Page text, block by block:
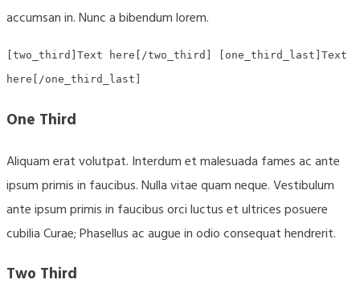
accumsan in. Nunc a bibendum lorem.
[two_third]Text here[/two_third] [one_third_last]Text
here[/one_third_last]
One Third
Aliquam erat volutpat. Interdum et malesuada fames ac ante
ipsum primis in faucibus. Nulla vitae quam neque. Vestibulum
ante ipsum primis in faucibus orci luctus et ultrices posuere
cubilia Curae; Phasellus ac augue in odio consequat hendrerit.
Two Third